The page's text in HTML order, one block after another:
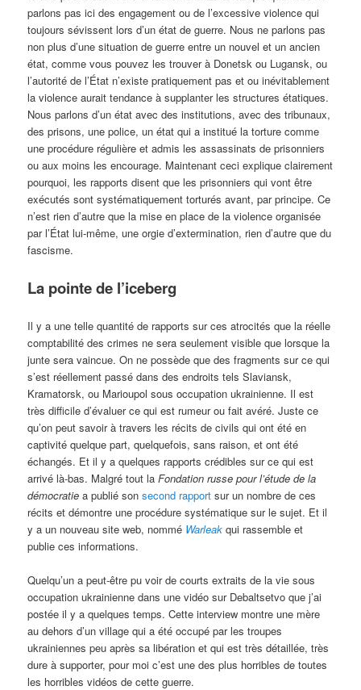
parlons pas ici des engagement ou de l’excessive violence qui
toujours sévissent lors d’un état de guerre. Nous ne parlons pas
non plus d’une situation de guerre entre un nouvel et un ancien
état, comme vous pouvez les trouver à Donetsk ou Lugansk, ou
l’autorité de l’État n’existe pratiquement pas et ou inévitablement
la violence aurait tendance à supplanter les structures étatiques.
Nous parlons d’un état avec des institutions, avec des tribunaux,
des prisons, une police, un état qui a institué la torture comme
une procédure régulière et admis les assassinats de prisonniers
ou aux moins les encourage. Maintenant ceci explique clairement
pourquoi, les rapports disent que les prisonniers qui vont être
exécutés sont systématiquement torturés avant, par principe. Ce
n’est rien d’autre que la mise en place de la violence organisée
par l’État lui-même, une orgie d’extermination, rien d’autre que du
fascisme.
La pointe de l’iceberg
Il y a une telle quantité de rapports sur ces atrocités que la réelle
comptabilité des crimes ne sera seulement visible que lorsque la
junte sera vaincue. On ne possède que des fragments sur ce qui
s’est réellement passé dans des endroits tels Slaviansk,
Kramatorsk, ou Marioupol sous occupation ukrainienne. Il est
très difficile d’évaluer ce qui est rumeur ou fait avéré. Juste ce
qu’on peut savoir à travers les récits de civils qui ont été en
captivité quelque part, quelquefois, sans raison, et ont été
échangés. Et il y a quelques rapports crédibles sur ce qui est
arrivé là-bas. Malgré tout laFondation russe pour l’étude de la
démocratie a publié sonsecond rapport sur un nombre de ces
récits et démontre une procédure systématique sur le sujet. Et il
y a un nouveau site web, nommé Warleak qui rassemble et
publie ces informations.
Quelqu’un a peut-être pu voir de courts extraits de la vie sous
occupation ukrainienne dans une vidéo sur Debaltsetvo que j’ai
postée il y a quelques temps. Cette interview montre une mère
au dehors d’un village qui a été occupé par les troupes
ukrainiennes peu après sa libération et qui est très détaillée, très
dure à supporter, pour moi c’est une des plus horribles de toutes
les horribles vidéos de cette guerre.